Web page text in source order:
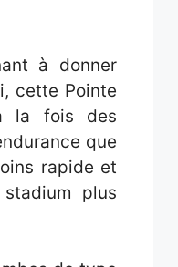
à donner
cette Pointe
la fois des
que
rapide et
plus